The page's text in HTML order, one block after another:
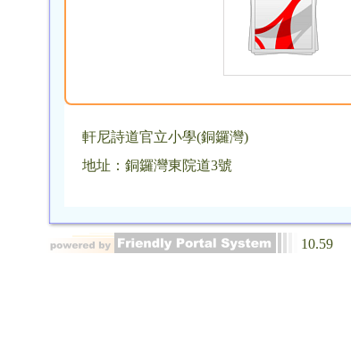
軒尼詩道官立小學(銅鑼灣)
地址：銅鑼灣東院道3號
10.59